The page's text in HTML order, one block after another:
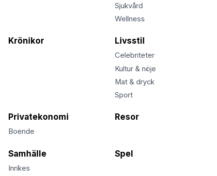
Sjukvård
Wellness
Krönikor Livsstil
Celebriteter
Kultur & nöje
Mat & dryck
Sport
Privatekonomi
Boende
Resor
Samhälle
Inrikes
Spel